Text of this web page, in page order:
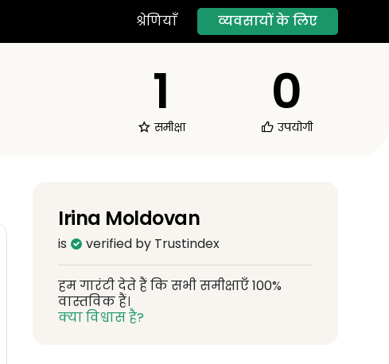
श्रेणियाँ व्यवसायों के लिए
1
समीक्षा
0
उपयोगी
Irina Moldovan
is verified by Trustindex
हम गारंटी देते हैं कि सभी समीक्षाएँ 100%
वास्तविक हैं।
क्या विश्वास है?